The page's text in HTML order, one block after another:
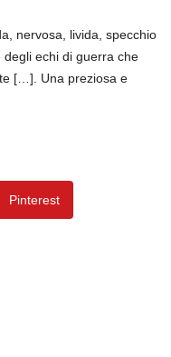
nervosa, livida, specchio
echi di guerra che
[…]. Una preziosa e
Pinterest